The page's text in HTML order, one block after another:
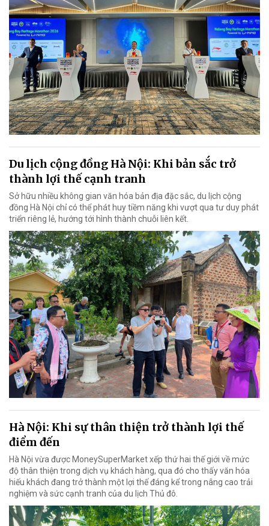
Du lịch cộng đồng Hà Nội: Khi bản sắc trở
thành lợi thế cạnh tranh
Sở hữu nhiều không gian văn hóa bản địa đặc sắc, du lịch cộng
đồng Hà Nội chỉ có thể phát huy tiềm năng khi vượt qua tư duy phát
triển riêng lẻ, hướng tới hình thành chuỗi liên kết.
Hà Nội: Khi sự thân thiện trở thành lợi thế
điểm đến
Hà Nội vừa được MoneySuperMarket xếp thứ hai thế giới về mức
độ thân thiện trong dịch vụ khách hàng, qua đó cho thấy văn hóa
hiếu khách đang trở thành một lợi thế đáng kể trong nâng cao trải
nghiệm và sức cạnh tranh của du lịch Thủ đô.